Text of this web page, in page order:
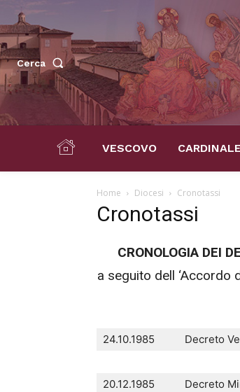
Cerca
VESCOVO CARDINALE
Home Diocesi Cronotassi
Cronotassi
CRONOLOGIA DEI
a seguito dell ‘Accordo
24.10.1985 Decreto
20.12.1985
Decreto